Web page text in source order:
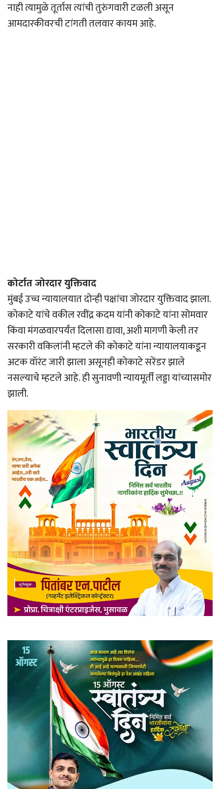
नाही त्यामुळे तूर्तास त्यांची तुरुंगवारी टळली असून
आमदारकीवरची टांगती तलवार कायम आहे.
कोर्टात जोरदार युक्तिवाद
मुंबई उच्च न्यायालयात दोन्ही पक्षांचा जोरदार युक्तिवाद झाला.
कोकाटे यांचे वकील रवींद्र कदम यांनी कोकाटे यांना सोमवार
किंवा मंगळवारपर्यंत दिलासा द्यावा, अशी मागणी केली तर
सरकारी वकिलांनी म्हटले की कोकाटे यांना न्यायालयाकडून
अटक वॉरंट जारी झाला असूनही कोकाटे सरेंडर झाले
नसल्याचे म्हटले आहे. ही सुनावणी न्यायमूर्ती लड्डा यांच्यासमोर
झाली.